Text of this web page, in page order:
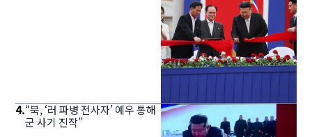
4.“북, ‘러 파병 전사자’ 예우 통해
군 사기 진작”